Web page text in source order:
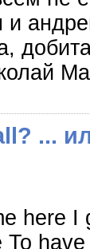
и
...
here I
To